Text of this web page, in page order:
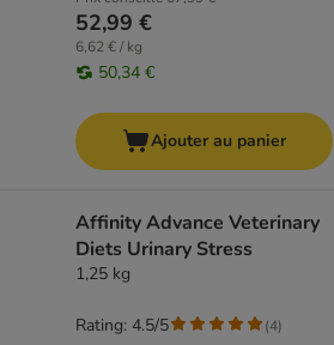
52,99 €
6,62 € / kg
50,34 €
Ajouter au panier
Affinity Advance Veterinary
Diets Urinary Stress
1,25 kg
Rating: 4.5/5 (4)